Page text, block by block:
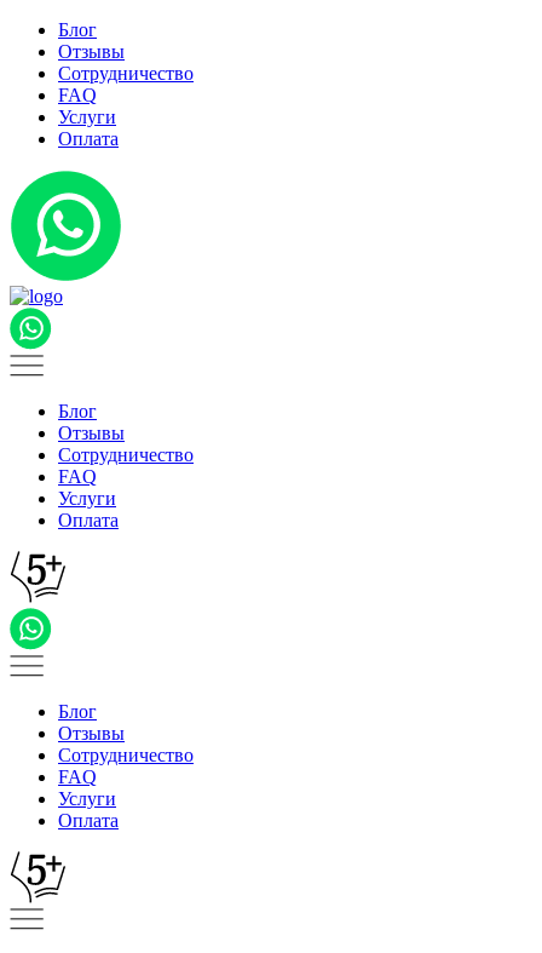
Блог
Отзывы
Сотрудничество
FAQ
Услуги
Оплата
Блог
Отзывы
Сотрудничество
FAQ
Услуги
Оплата
Блог
Отзывы
Сотрудничество
FAQ
Услуги
Оплата